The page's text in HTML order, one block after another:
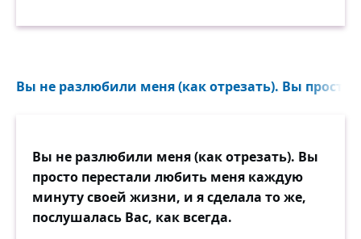
Вы не разлюбили меня (как отрезать). Вы просто
Вы не разлюбили меня (как отрезать). Вы
просто перестали любить меня каждую
минуту своей жизни, и я сделала то же,
послушалась Вас, как всегда.